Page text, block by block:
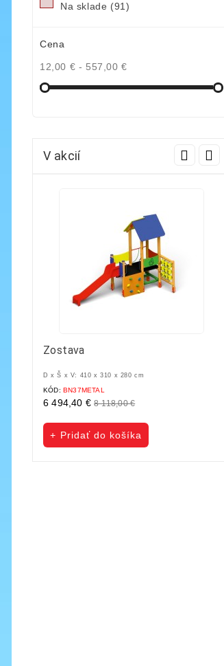
Na sklade (91)
Cena
12,00 € - 557,00 €
V akcií
Zostava
D x Š x V: 410 x 310 x 280 cm
KÓD: BN37METAL
6 494,40 € 8 118,00 €
cena
Pridať do košíka